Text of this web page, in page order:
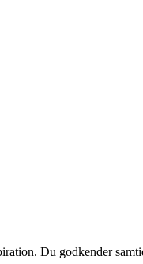
Du godkender